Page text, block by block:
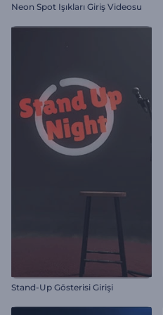
Neon Spot Işıkları Giriş Videosu
Stand-Up Gösterisi Girişi